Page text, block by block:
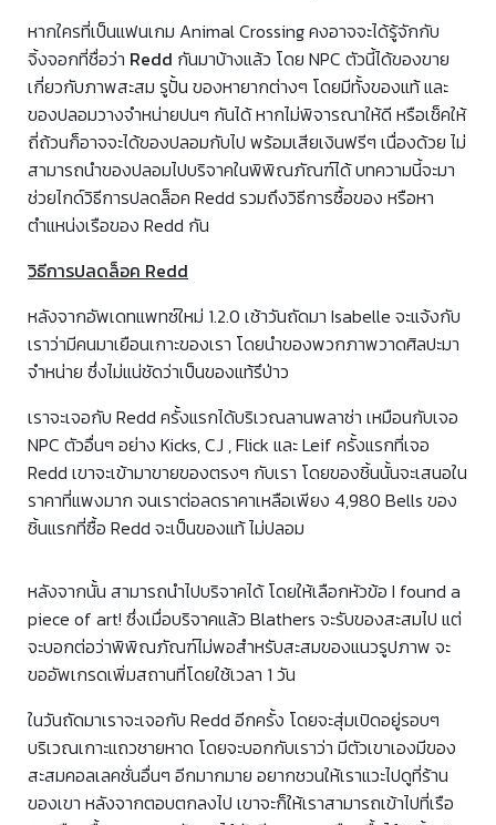
หากใครที่เป็นแฟนเกม Animal Crossing คงอาจจะได้รู้จักกับ
จิ้งจอกที่ชื่อว่า Redd กันมาบ้างแล้ว โดย NPC ตัวนี้ได้ของขาย
เกี่ยวกับภาพสะสม รูปั้น ของหายากต่างๆ โดยมีทั้งของแท้ และ
ของปลอมวางจำหน่ายปนๆ กันได้ หากไม่พิจารณาให้ดี หรือเช็คให้
ถี่ถ้วนก็อาจจะได้ของปลอมกับไป พร้อมเสียเงินฟรีๆ เนื่องด้วย ไม่
สามารถนำของปลอมไปบริจาคในพิพิณภัณฑ์ได้ บทความนี้จะมา
ช่วยไกด์วิธีการปลดล็อค Redd รวมถึงวิธีการซื้อของ หรือหา
ตำแหน่งเรือของ Redd กัน
วิธีการปลดล็อค Redd
หลังจากอัพเดทแพทซ์ใหม่ 1.2.0 เช้าวันถัดมา Isabelle จะแจ้งกับ
เราว่ามีคนมาเยือนเกาะของเรา โดยนำของพวกภาพวาดศิลปะมา
จำหน่าย ซึ่งไม่แน่ชัดว่าเป็นของแท้รึป่าว
เราจะเจอกับ Redd ครั้งแรกได้บริเวณลานพลาซ่า เหมือนกับเจอ
NPC ตัวอื่นๆ อย่าง Kicks, CJ , Flick และ Leif ครั้งแรกที่เจอ
Redd เขาจะเข้ามาขายของตรงๆ กับเรา โดยของชิ้นนั้นจะเสนอใน
ราคาที่แพงมาก จนเราต่อลดราคาเหลือเพียง 4,980 Bells ของ
ชิ้นแรกที่ซื้อ Redd จะเป็นของแท้ ไม่ปลอม
หลังจากนั้น สามารถนำไปบริจาคได้ โดยให้เลือกหัวข้อ I found a
piece of art! ซึ่งเมื่อบริจาคแล้ว Blathers จะรับของสะสมไป แต่
จะบอกต่อว่าพิพิณภัณฑ์ไม่พอสำหรับสะสมของแนวรูปภาพ จะ
ขออัพเกรดเพิ่มสถานที่โดยใช้เวลา 1 วัน
ในวันถัดมาเราจะเจอกับ Redd อีกครั้ง โดยจะสุ่มเปิดอยู่รอบๆ
บริเวณเกาะแถวชายหาด โดยจะบอกกับเราว่า มีตัวเขาเองมีของ
สะสมคอลเลคชั่นอื่นๆ อีกมากมาย อยากชวนให้เราแวะไปดูที่ร้าน
ของเขา หลังจากตอบตกลงไป เขาจะก็ให้เราสามารถเข้าไปที่เรือ